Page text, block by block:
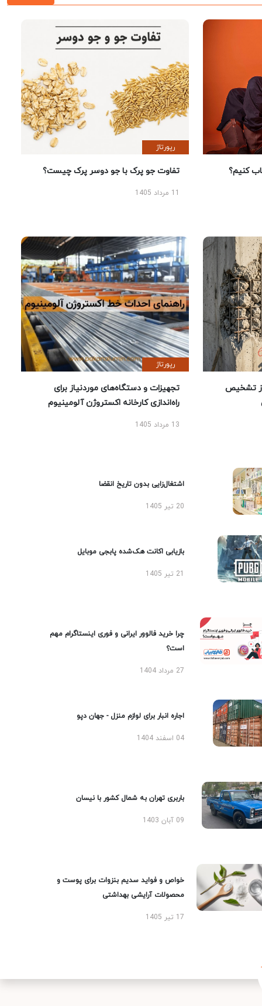
کنیم؟
رپورتاژ
تفاوت جو پرک با جو دوسر پرک چیست؟
تشخیص
رپورتاژ
تجهیزات و دستگاه‌های موردنیاز برای
راه‌اندازی کارخانه اکستروژن آلومینیوم
13 مرداد 1405
اشتغال‌زایی بدون تاریخ انقضا
20 تیر 1405
بازیابی اکانت هک‌شده پابجی موبایل
چرا خرید فالوور ایرانی و فوری اینستاگرام مهم
است؟
27 مرداد 1404
اجاره انبار برای لوازم منزل - جهان دپو
04 اسفند 1404
باربری تهران به شمال کشور با نیسان
09 آبان 1403
خواص و فواید سدیم بنزوات برای پوست و
محصولات آرایشی بهداشتی
17 تیر 1405